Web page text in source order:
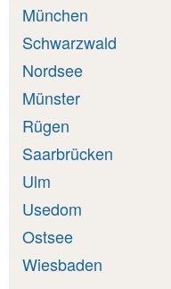
München
Schwarzwald
Nordsee
Münster
Rügen
Saarbrücken
Ulm
Usedom
Ostsee
Wiesbaden